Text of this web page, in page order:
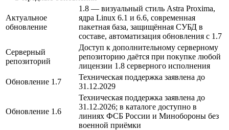
Актуальное
обновление
1.8 — визуальный стиль Astra Proxima,
ядра Linux 6.1 и 6.6, современная
пакетная база, защищённая СУБД в
составе, автоматизация обновления с 1.7
Серверный
репозиторий
Доступ к дополнительному серверному
репозиторию даётся при покупке любой
лицензии 1.8 серверного исполнения
Обновление 1.7
Техническая поддержка заявлена до
31.12.2029
Обновление 1.6
Техническая поддержка заявлена до
31.12.2026; в каталоге доступно в
линиях ФСБ России и Минобороны без
военной приёмки